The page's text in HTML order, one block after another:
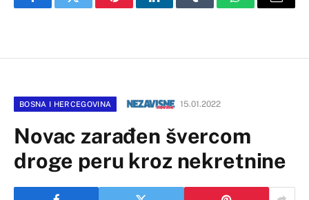
FacebookTwitter PinterestLinkedInTumblr WhatsAppEmail
BOSNA I HERCEGOVINA 15.01.2022
Novac zarađen švercom
droge peru kroz nekretnine